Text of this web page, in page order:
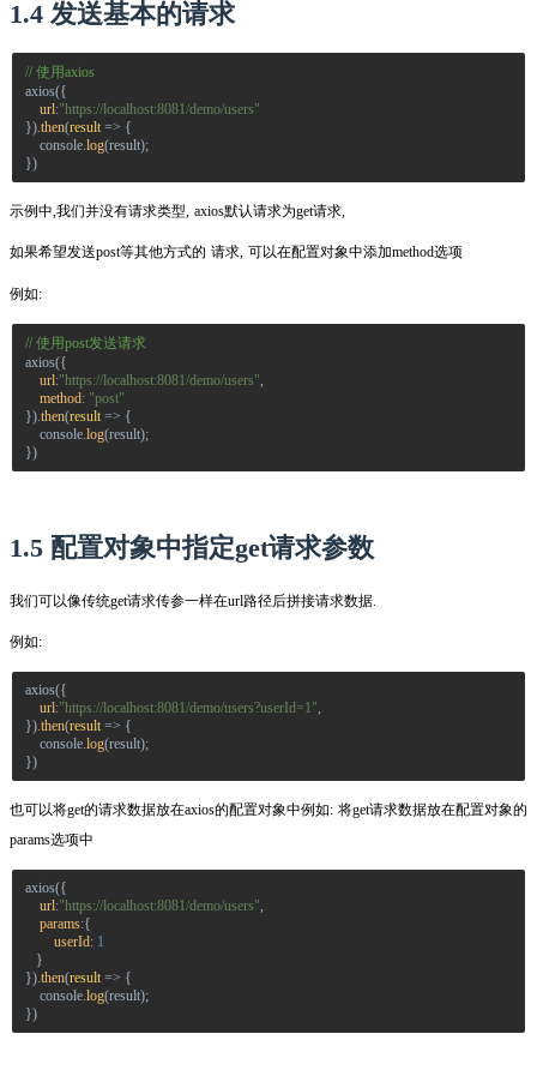
1.4 发送基本的请求
// 使用axios
axios({
url:"https://localhost:8081/demo/users"
}). then(result => {
console log(result);
})
示例中,我们并没有请求类型, axios默认请求为get请求,
如果希望发送post等其他方式的 请求, 可以在配置对象中添加method选项
例如:
// 使用post发送请求
axios({
url:"https://localhost:8081/demo/users",
method: "post"
}).then(result => {
console.log(result);
})
1.5 配置对象中指定get请求参数
我们可以像传统get请求传参一样在url路径后拼接请求数据.
例如:
axios({
url:"https://localhost:8081/demo/users?userId=1",
}).then(result => {
console.log(result);
})
也可以将get的请求数据放在axios的配置对象中例如: 将get请求数据放在配置对象的
params选项中
axios({
url:"https://localhost:8081/demo/users",
params:{
userId: 1
}
}).then(result => {
console.log(result);
})